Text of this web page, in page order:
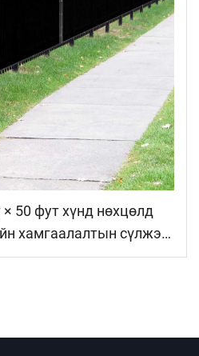
50 фут хүнд нөхцөлд
хамгаалалтын сүлжээ,
хөвөр, цагаан